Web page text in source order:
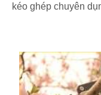
kéo ghép chuyên